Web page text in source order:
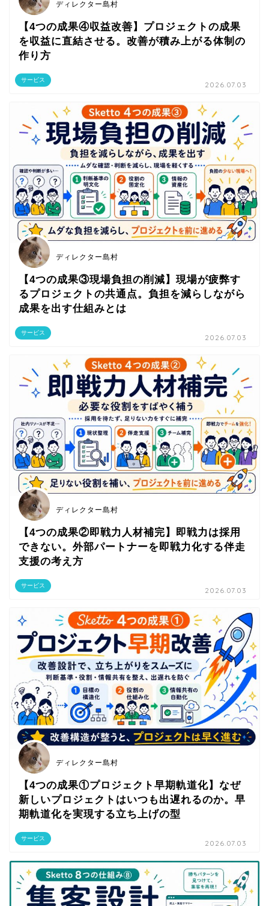
サービス
ディレクター島村
【4つの成果④収益改善】プロジェクトの成果
を収益に直結させる。改善が積み上がる体制の
作り方
2026.07.03
サービス
ディレクター島村
【4つの成果③現場負担の削減】現場が疲弊す
るプロジェクトの共通点。負担を減らしながら
成果を出す仕組みとは
2026.07.03
サービス
ディレクター島村
【4つの成果②即戦力人材補完】即戦力は採用
できない。外部パートナーを即戦力化する伴走
支援の考え方
2026.07.03
サービス
ディレクター島村
【4つの成果①プロジェクト早期軌道化】なぜ
新しいプロジェクトはいつも出遅れるのか。早
期軌道化を実現する立ち上げの型
2026.07.03